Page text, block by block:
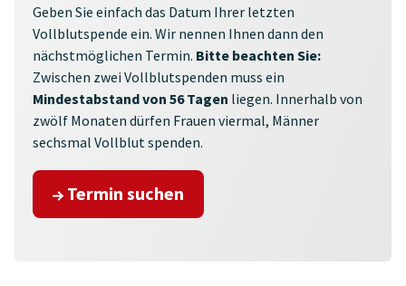
Geben Sie einfach das Datum Ihrer letzten
Vollblutspende ein. Wir nennen Ihnen dann den
nächstmöglichen Termin. Bitte beachten Sie:
Zwischen zwei Vollblutspenden muss ein
Mindestabstand von 56 Tagen liegen. Innerhalb von
zwölf Monaten dürfen Frauen viermal, Männer
sechsmal Vollblut spenden.
Termin suchen